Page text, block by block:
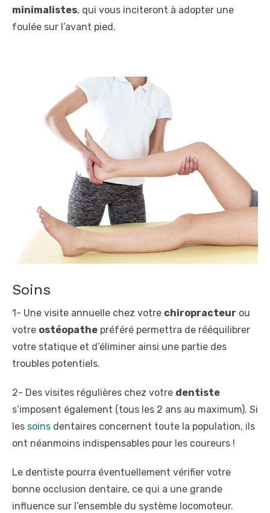
minimalistes, qui vous inciteront à adopter une
foulée sur l’avant pied.
Soins
1- Une visite annuelle chez votre chiropracteur ou
votre ostéopathe préféré permettra de rééquilibrer
votre statique et d’éliminer ainsi une partie des
troubles potentiels.
2- Des visites régulières chez votre dentiste
s’imposent également (tous les 2 ans au maximum). Si
les soins dentaires concernent toute la population, ils
ont néanmoins indispensables pour les coureurs !
Le dentiste pourra éventuellement vérifier votre
bonne occlusion dentaire, ce qui a une grande
influence sur l’ensemble du système locomoteur.